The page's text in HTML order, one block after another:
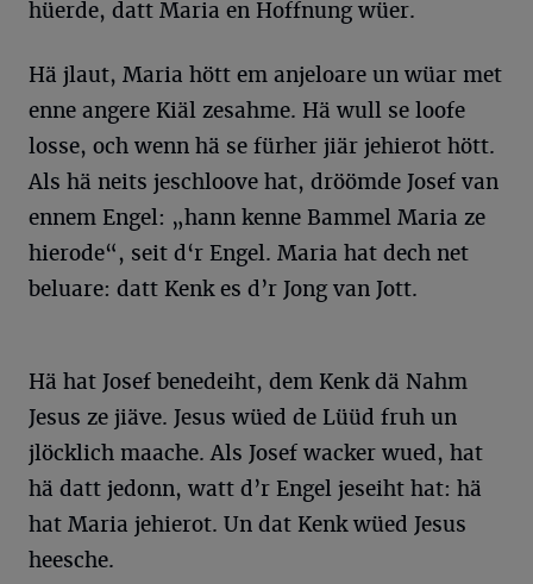
hüerde, datt Maria en Hoffnung wüer.
Hä jlaut, Maria hött em anjeloare un wüar met
enne angere Kiäl zesahme. Hä wull se loofe
losse, och wenn hä se fürher jiär jehierot hött.
Als hä neits jeschloove hat, dröömde Josef van
ennem Engel: „hann kenne Bammel Maria ze
hierode“, seit d‘r Engel. Maria hat dech net
beluare: datt Kenk es d’r Jong van Jott.
Hä hat Josef benedeiht, dem Kenk dä Nahm
Jesus ze jiäve. Jesus wüed de Lüüd fruh un
jlöcklich maache. Als Josef wacker wued, hat
hä datt jedonn, watt d’r Engel jeseiht hat: hä
hat Maria jehierot. Un dat Kenk wüed Jesus
heesche.